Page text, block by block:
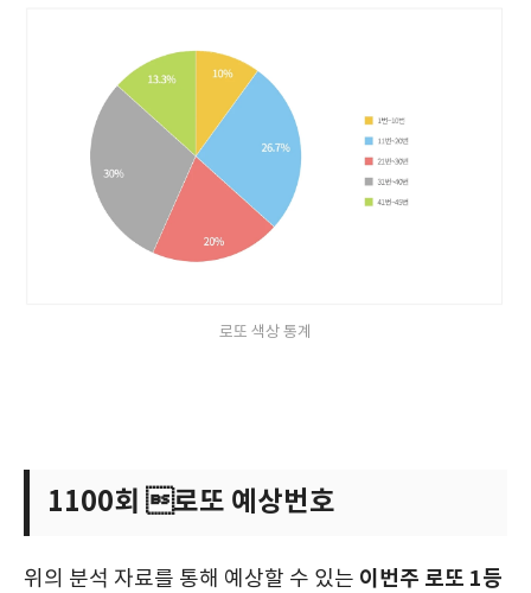
로또 색상 통계
1100회 로또 예상번호
위의 분석 자료를 통해 예상할 수 있는 이번주 로또 1등